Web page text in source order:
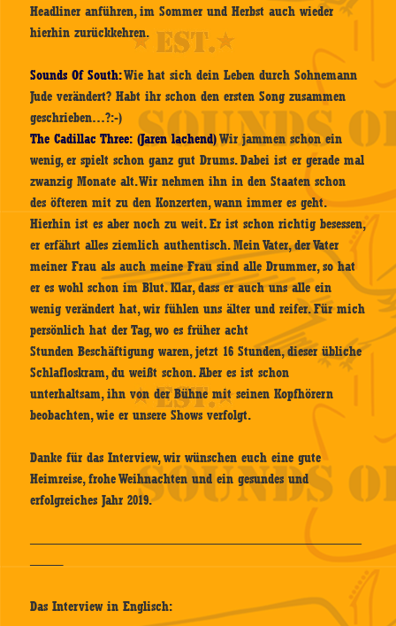
Headliner anführen, im Sommer und Herbst auch wieder
hierhin zurückkehren.
Sounds Of South:Wie hat sich dein Leben durch Sohnemann
Jude verändert? Habt ihr schon den ersten Song zusammen
geschrieben…?:-)
The Cadillac Three: (Jaren lachend)Wir jammen schon ein
wenig, er spielt schon ganz gut Drums. Dabei ist er gerade mal
zwanzig Monate alt. Wir nehmen ihn in den Staaten schon
des öfteren mit zu den Konzerten, wann immer es geht.
Hierhin ist es aber noch zu weit. Er ist schon richtig besessen,
er erfährt alles ziemlich authentisch. Mein Vater, der Vater
meiner Frau als auch meine Frau sind alle Drummer, so hat
er es wohl schon im Blut. Klar, dass er auch uns alle ein
wenig verändert hat, wir fühlen uns älter und reifer. Für mich
persönlich hat der Tag, wo es früher acht
Stunden Beschäftigung waren, jetzt 16 Stunden, dieser übliche
Schlafloskram, du weißt schon. Aber es ist schon
unterhaltsam, ihn von der Bühne mit seinen Kopfhörern
beobachten, wie er unsere Shows verfolgt.
Danke für das Interview, wir wünschen euch eine gute
Heimreise, frohe Weihnachten und ein gesundes und
erfolgreiches Jahr 2019.
—————————————————————————
——–
Das Interview in Englisch: